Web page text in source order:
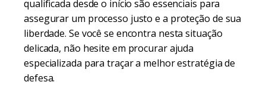
qualificada desde o início são essenciais para
assegurar um processo justo e a proteção de sua
liberdade. Se você se encontra nesta situação
delicada, não hesite em procurar ajuda
especializada para traçar a melhor estratégia de
defesa.